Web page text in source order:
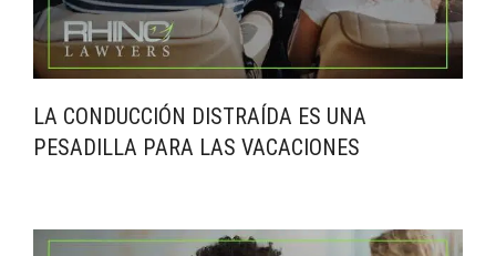
LA CONDUCCIÓN DISTRAÍDA ES UNA
PESADILLA PARA LAS VACACIONES